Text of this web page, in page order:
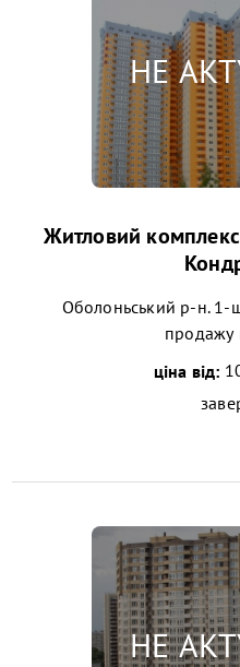
Житловий комплекс
Оболоньський р-н. 1-
продажу
ціна від: